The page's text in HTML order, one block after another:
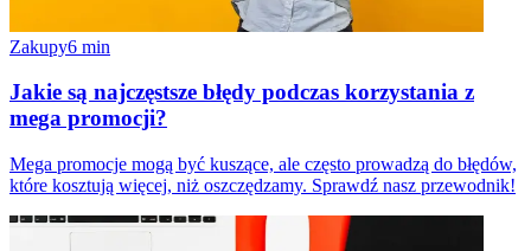
Zakupy6 min
Jakie są najczęstsze błędy podczas korzystania z
mega promocji?
Mega promocje mogą być kuszące, ale często prowadzą do błędów,
które kosztują więcej, niż oszczędzamy. Sprawdź nasz przewodnik!